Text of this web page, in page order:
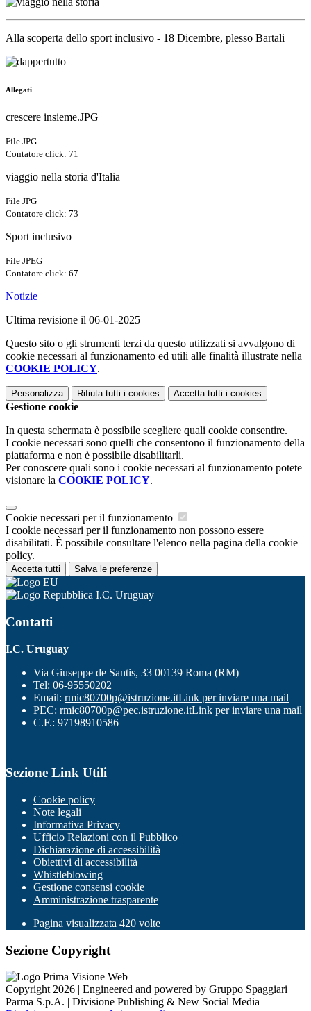
Alla scoperta dello sport inclusivo - 18 Dicembre, plesso Bartali
Allegati
crescere insieme.JPG
File JPG
Contatore click: 71
viaggio nella storia d'Italia
File JPG
Contatore click: 73
Sport inclusivo
File JPEG
Contatore click: 67
Notizie
Ultima revisione il 06-01-2025
Questo sito o gli strumenti terzi da questo utilizzati si avvalgono di
cookie necessari al funzionamento ed utili alle finalità illustrate nella
COOKIE POLICY.
Personalizza Rifiuta tutti i cookies Accetta tutti i cookies
Gestione cookie
In questa schermata è possibile scegliere quali cookie consentire.
I cookie necessari sono quelli che consentono il funzionamento della
piattaforma e non è possibile disabilitarli.
Per conoscere quali sono i cookie necessari al funzionamento potete
visionare la COOKIE POLICY.
Cookie necessari per il funzionamento
I cookie necessari per il funzionamento non possono essere
disabilitati. È possibile consultare l'elenco nella pagina della cookie
policy.
Accetta tutti Salva le preferenze
I.C. Uruguay
Contatti
I.C. Uruguay
Via Giuseppe de Santis, 33 00139 Roma (RM)
Tel: 06-95550202
Email: rmic80700p@istruzione.itLink per inviare una mail
PEC: rmic80700p@pec.istruzione.itLink per inviare una mail
C.F.: 97198910586
Sezione Link Utili
Cookie policy
Note legali
Informativa Privacy
Ufficio Relazioni con il Pubblico
Dichiarazione di accessibilità
Obiettivi di accessibilità
Whistleblowing
Gestione consensi cookie
Amministrazione trasparente
Pagina visualizzata 420 volte
Sezione Copyright
Copyright 2026 | Engineered and powered by Gruppo Spaggiari
Parma S.p.A. | Divisione Publishing & New Social Media